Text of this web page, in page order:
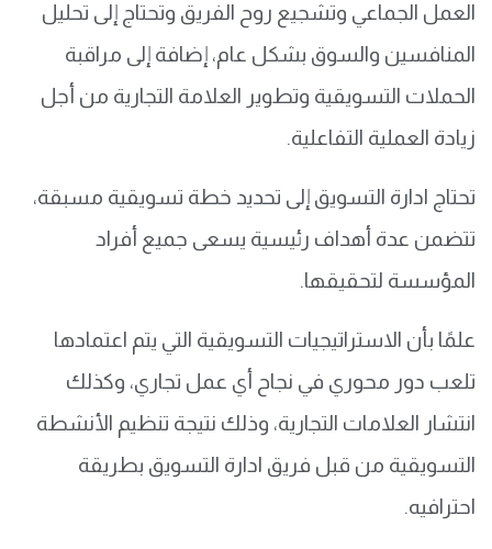
العمل الجماعي وتشجيع روح الفريق وتحتاج إلى تحليل
المنافسين والسوق بشكل عام، إضافة إلى مراقبة
الحملات التسويقية وتطوير العلامة التجارية من أجل
زيادة العملية التفاعلية.
تحتاج ادارة التسويق إلى تحديد خطة تسويقية مسبقة،
تتضمن عدة أهداف رئيسية يسعى جميع أفراد
المؤسسة لتحقيقها.
علمًا بأن الاستراتيجيات التسويقية التي يتم اعتمادها
تلعب دور محوري في نجاح أي عمل تجاري، وكذلك
انتشار العلامات التجارية، وذلك نتيجة تنظيم الأنشطة
التسويقية من قبل فريق ادارة التسويق بطريقة
احترافيه.